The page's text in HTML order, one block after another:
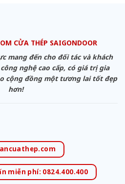
CỬA THÉP SAIGONDOOR
mang đến cho đối tác và khách
nghệ cao cấp, có giá trị gia
cộng đồng một tương lai tốt đẹp
hơn!
miễn phí: 0824.400.400